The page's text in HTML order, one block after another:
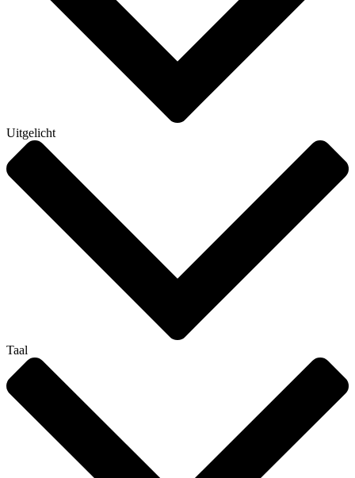
Uitgelicht
Taal